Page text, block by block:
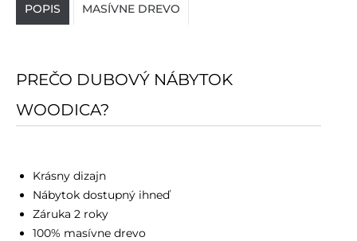
POPIS MASÍVNE DREVO
PREČO DUBOVÝ NÁBYTOK
WOODICA?
Krásny dizajn
Nábytok dostupný ihneď
Záruka 2 roky
100% masívne drevo